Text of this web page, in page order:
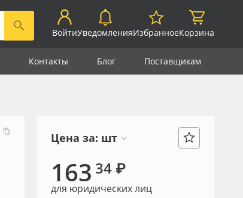
ВойтиУведомленияИзбранноеКорзина
Контакты Блог Поставщикам
Цена за: шт
163 34 ₽
для юридических лиц